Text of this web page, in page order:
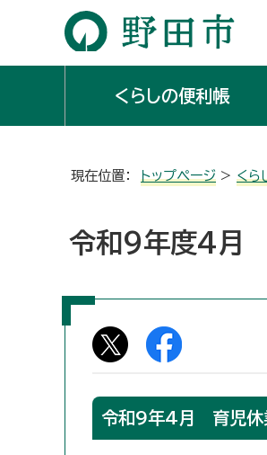
くらしの便利帳
現在位置： トップページ > くら
令和9年度4月
令和9年4月 育児休